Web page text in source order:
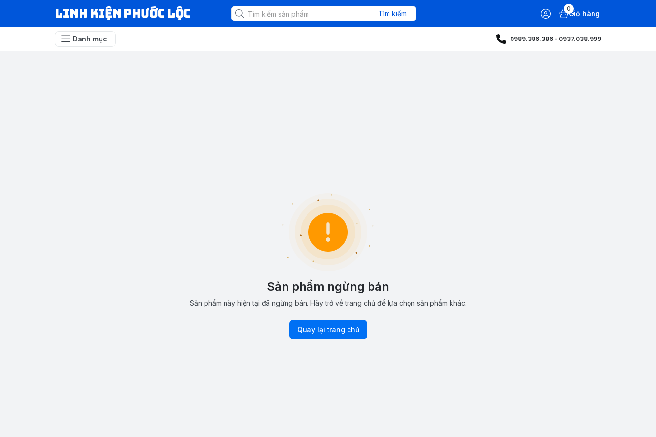
LINH KIỆN PHƯỚC LỘC Tìm kiếm
0
Giỏ hàng
Danh mục 0989.386.386 - 0937.038.999
Sản phẩm ngừng bán
Sản phẩm này hiện tại đã ngừng bán. Hãy trở về trang chủ để lựa chọn sản phẩm khác.
Quay lại trang chủ